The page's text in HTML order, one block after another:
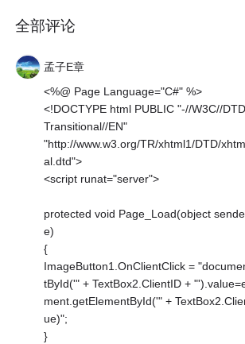
全部评论
孟子E章
<%@ Page Language="C#" %>
<!DOCTYPE html PUBLIC "-//W3C//
Transitional//EN"
"http://www.w3.org/TR/xhtml1/DTD/
al.dtd">
<script runat="server">
protected void Page_Load(object
e)
{
ImageButton1.OnClientClick =
tById('" + TextBox2.ClientID +
ment.getElementById('" +
ue)";
}